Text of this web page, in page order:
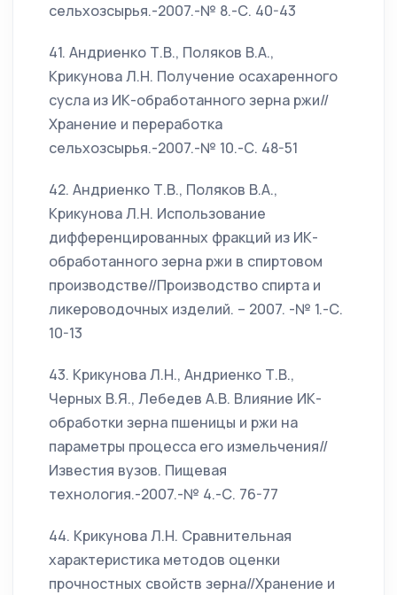
сельхозсырья.-2007.-№ 8.-С. 40-43
41. Андриенко Т.В., Поляков В.А.,
Крикунова Л.Н. Получение осахаренного
сусла из ИК-обработанного зерна ржи//
Хранение и переработка
сельхозсырья.-2007.-№ 10.-С. 48-51
42. Андриенко Т.В., Поляков В.А.,
Крикунова Л.Н. Использование
дифференцированных фракций из ИК-
обработанного зерна ржи в спиртовом
производстве//Производство спирта и
ликероводочных изделий. – 2007. -№ 1.-С.
10-13
43. Крикунова Л.Н., Андриенко Т.В.,
Черных В.Я., Лебедев А.В. Влияние ИК-
обработки зерна пшеницы и ржи на
параметры процесса его измельчения//
Известия вузов. Пищевая
технология.-2007.-№ 4.-С. 76-77
44. Крикунова Л.Н. Сравнительная
характеристика методов оценки
прочностных свойств зерна//Хранение и